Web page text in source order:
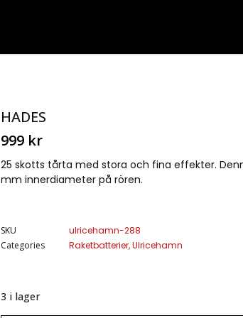
HADES
999 kr
25 skotts tårta med stora och fina effekter.
mm innerdiameter på rören.
SKU
ulricehamn-288
Categories
Raketbatterier,Ulricehamn
3 i lager